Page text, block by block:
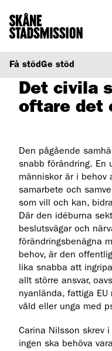
Få stödGe stöd
Få stöd
Ge stöd
Vad vi gör
Second hand
2016-06-01
Det civila
oftare det
Den pågående
snabb förändring. En
människor är i behov
samarbete och
som vill och kan,
Där den idéburna
beslutsvägar och
förändringsbenägna
behov, är den
lika snabba att
allt större ansvar,
nyanlända, fattiga
våld eller unga med
Carina Nilsson skrev
ingen ska behöva